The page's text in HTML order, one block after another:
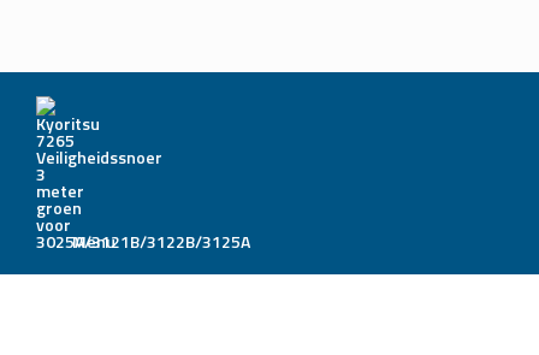
Menu